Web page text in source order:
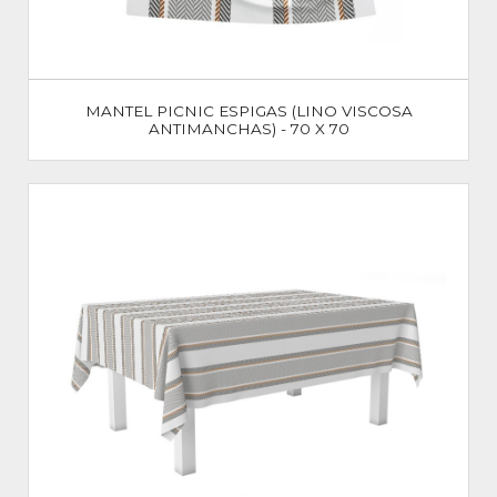
MANTEL PICNIC ESPIGAS (LINO VISCOSA
ANTIMANCHAS) - 70 X 70